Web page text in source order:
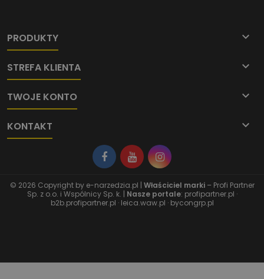
PRODUKTY 
STREFA KLIENTA 
TWOJE KONTO 
KONTAKT 
© 2026 Copyright by e-narzedzia.pl | Właściciel marki– Profi Partner
Sp. z o.o. i Wspólnicy Sp. k. | Nasze portale: profipartner.pl ·
b2b.profipartner.pl · leica.waw.pl · bycongrp.pl